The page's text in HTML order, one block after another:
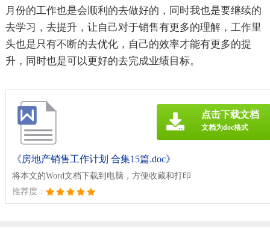
月份的工作也是会顺利的去做好的，同时我也是要继续的
去学习，去提升，让自己对于销售有更多的理解，工作里
头也是只有不断的去优化，自己的效率才能有更多的提
升，同时也是可以更好的去完成业绩目标。
《房地产销售工作计划 合集15篇.doc》
将本文的Word文档下载到电脑，方便收藏和打印
推荐度：
点击下载文档
文档为doc格式